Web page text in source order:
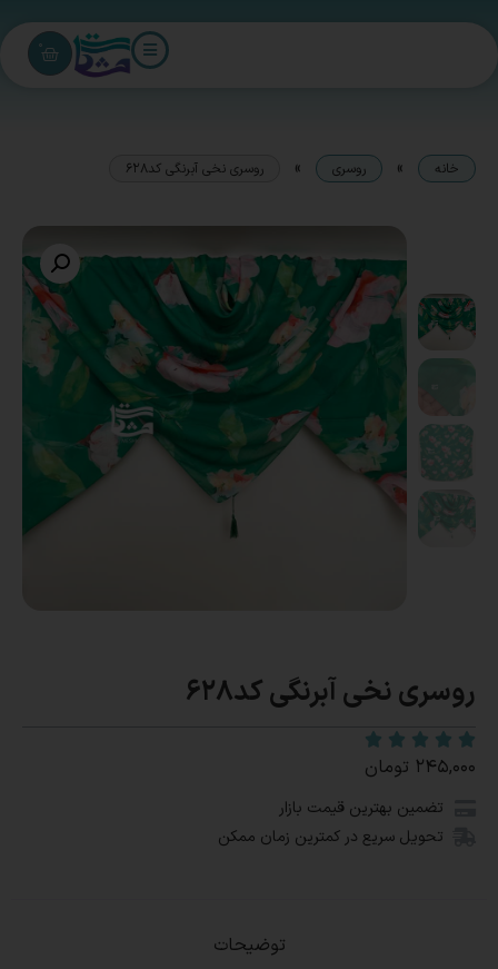
0
خانه » روسری » روسری نخی آبرنگی کد628
روسری نخی آبرنگی کد628
۲۴۵,۰۰۰ تومان
تضمین بهترین قیمت بازار
تحویل سریع در کمترین زمان ممکن
توضیحات